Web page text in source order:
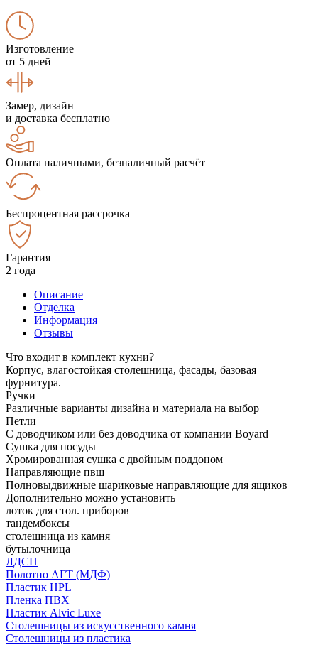
Изготовление
от 5 дней
Замер, дизайн
и доставка бесплатно
Оплата наличными, безналичный расчёт
Беспроцентная рассрочка
Гарантия
2 года
Описание
Отделка
Информация
Отзывы
Что входит в комплект кухни?
Корпус, влагостойкая столешница, фасады, базовая
фурнитура.
Ручки
Различные варианты дизайна и материала на выбор
Петли
С доводчиком или без доводчика от компании Boyard
Сушка для посуды
Хромированная сушка с двойным поддоном
Направляющие пвш
Полновыдвижные шариковые направляющие для ящиков
Дополнительно можно установить
лоток для стол. приборов
тандембоксы
столешница из камня
бутылочница
ЛДСП
Полотно АГТ (МДФ)
Пластик HPL
Пленка ПВХ
Пластик Alvic Luxe
Столешницы из искусственного камня
Столешницы из пластика